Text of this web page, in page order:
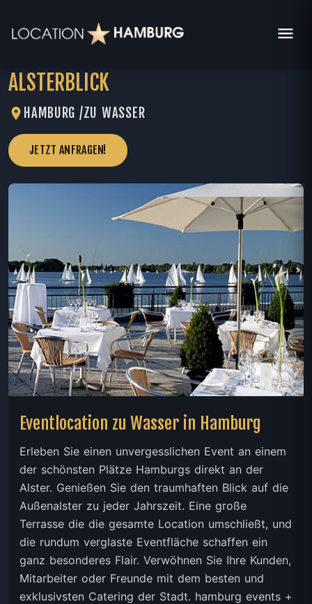
ALSTERBLICK
HAMBURG /ZU WASSER
JETZT ANFRAGEN!
Eventlocation zu Wasser in Hamburg
Erleben Sie einen unvergesslichen Event an einem
der schönsten Plätze Hamburgs direkt an der
Alster. Genießen Sie den traumhaften Blick auf die
Außenalster zu jeder Jahrszeit. Eine große
Terrasse die die gesamte Location umschließt, und
die rundum verglaste Eventfläche schaffen ein
ganz besonderes Flair. Verwöhnen Sie Ihre Kunden,
Mitarbeiter oder Freunde mit dem besten und
exklusivsten Catering der Stadt. hamburg events +